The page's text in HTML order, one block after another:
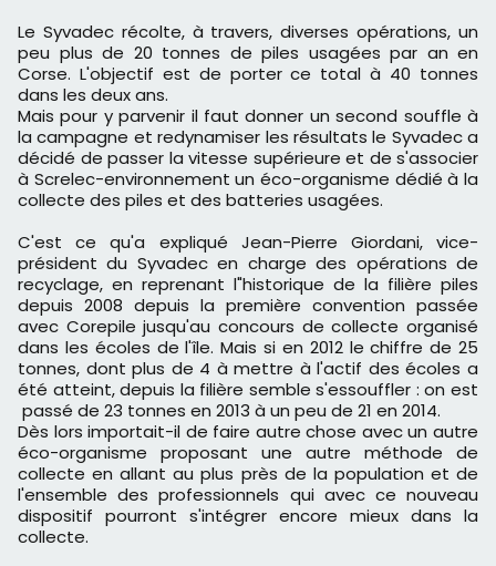
Le Syvadec récolte, à travers, diverses opérations, un
peu plus de 20 tonnes de piles usagées par an en
Corse. L'objectif est de porter ce total à 40 tonnes
dans les deux ans.
Mais pour y parvenir il faut donner un second souffle à
la campagne et redynamiser les résultats le Syvadec a
décidé de passer la vitesse supérieure et de s'associer
à Screlec-environnement un éco-organisme dédié à la
collecte des piles et des batteries usagées.
C'est ce qu'a expliqué Jean-Pierre Giordani, vice-
président du Syvadec en charge des opérations de
recyclage, en reprenant l"historique de la filière piles
depuis 2008 depuis la première convention passée
avec Corepile jusqu'au concours de collecte organisé
dans les écoles de l'île. Mais si en 2012 le chiffre de 25
tonnes, dont plus de 4 à mettre à l'actif des écoles a
été atteint, depuis la filière semble s'essouffler : on est
passé de 23 tonnes en 2013 à un peu de 21 en 2014.
Dès lors importait-il de faire autre chose avec un autre
éco-organisme proposant une autre méthode de
collecte en allant au plus près de la population et de
l'ensemble des professionnels qui avec ce nouveau
dispositif pourront s'intégrer encore mieux dans la
collecte.